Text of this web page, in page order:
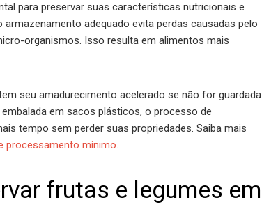
para preservar suas características nutricionais e
adequado evita perdas causadas pelo
organismos. Isso resulta em alimentos mais
seu amadurecimento acelerado se não for guardada
em sacos plásticos, o processo de
tempo sem perder suas propriedades. Saiba mais
processamento mínimo.
frutas e legumes em